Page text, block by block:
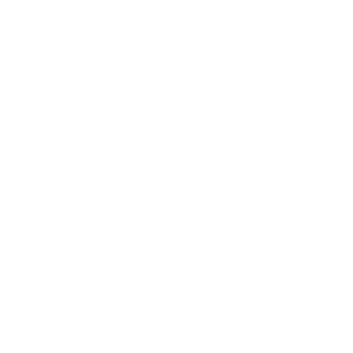
und kulturellen
setzt, ist die Nähe zum
mit der U1 oder aber
der Nähe von
letzten Jahren eine
besonders gefragt.
als kluge Investition
der Columbusgasse,
für eine solide
direkter Nähe zum
Der neue FH Campus